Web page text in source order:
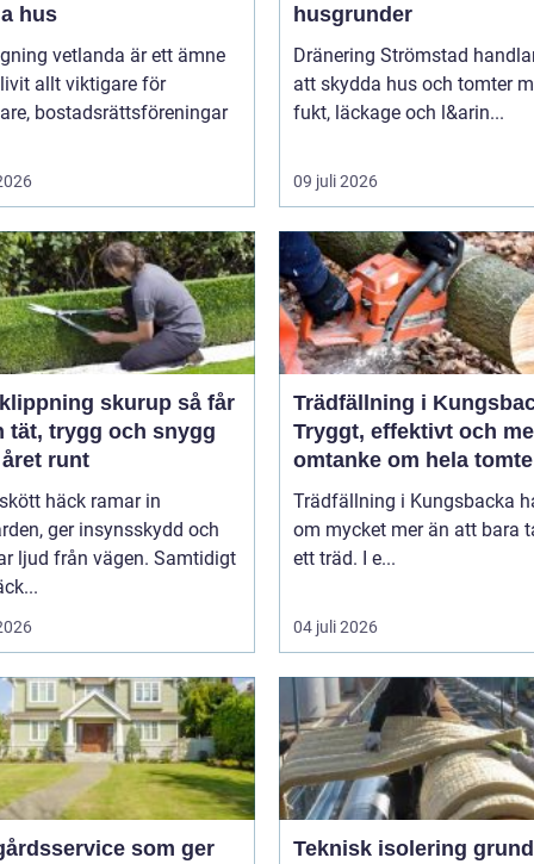
hus
vetlanda är ett ämne
allt viktigare för
bostadsrättsföreningar
husgrunder
Dränering Strömstad
att skydda hus och tomter
fukt, läckage och l&arin...
09 juli 2026
skurup så får
tät, trygg och snygg
runt
häck ramar in
ger insynsskydd och
ljud från vägen. Samtidigt
Trädfällning i
Tryggt, effektivt och
omtanke om hela
Trädfällning i Kungsbacka
om mycket mer än att bara
ett träd. I e...
04 juli 2026
som ger
Teknisk isolering grunden